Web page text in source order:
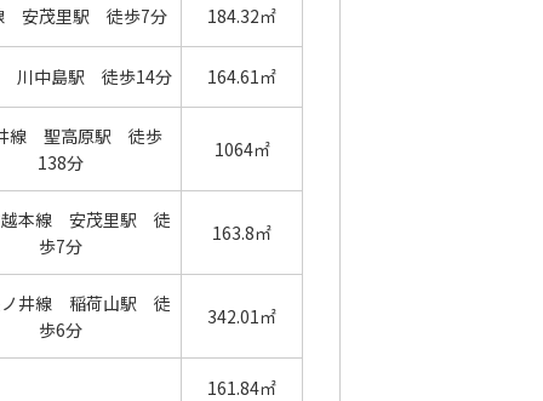
安茂里駅 徒歩7分 184.32㎡
川中島駅 徒歩14分 164.61㎡
線 聖高原駅 徒歩
138分
1064㎡
越本線 安茂里駅 徒
歩7分
163.8㎡
ノ井線 稲荷山駅 徒
歩6分
342.01㎡
161.84㎡